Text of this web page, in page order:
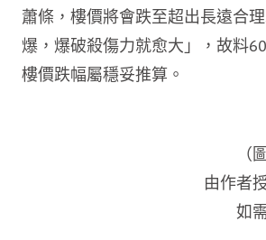
蕭條，樓價將會跌至超出長遠合
爆，爆破殺傷力就愈大」，故料
樓價跌幅屬穩妥推算。
（
由作者
如